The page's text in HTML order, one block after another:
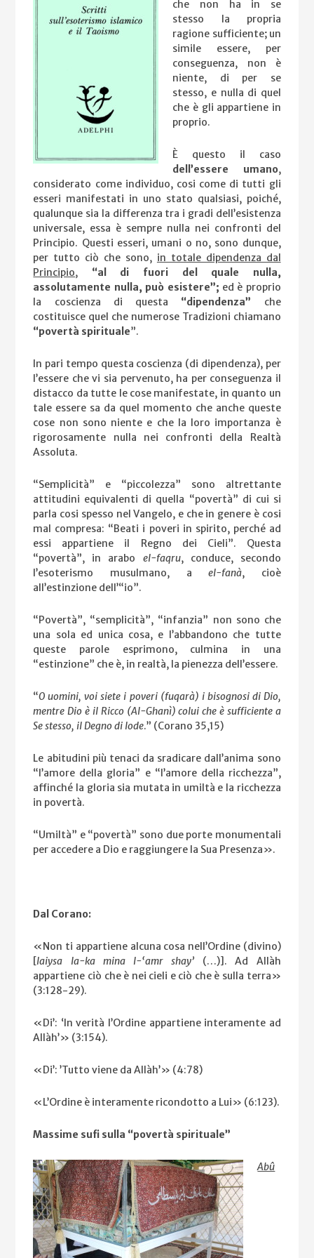
che non ha in se
stesso la propria
ragione sufficiente; un
simile essere, per
conseguenza, non è
niente, di per se
stesso, e nulla di quel
che è gli appartiene in
proprio.
È questo il caso
dell’essere umano,
considerato come individuo, cosi come di tutti gli
esseri manifestati in uno stato qualsiasi, poiché,
qualunque sia la differenza tra i gradi dell’esistenza
universale, essa è sempre nulla nei confronti del
Principio. Questi esseri, umani o no, sono dunque,
per tutto ciò che sono, in totale dipendenza dal
Principio, “al di fuori del quale nulla,
assolutamente nulla, può esistere”; ed è proprio
la coscienza di questa “dipendenza” che
costituisce quel che numerose Tradizioni chiamano
“povertà spirituale”.
In pari tempo questa coscienza (di dipendenza), per
l’essere che vi sia pervenuto, ha per conseguenza il
distacco da tutte le cose manifestate, in quanto un
tale essere sa da quel momento che anche queste
cose non sono niente e che la loro importanza è
rigorosamente nulla nei confronti della Realtà
Assoluta.
“Semplicità” e “piccolezza” sono altrettante
attitudini equivalenti di quella “povertà” di cui si
parla cosi spesso nel Vangelo, e che in genere è cosi
mal compresa: “Beati i poveri in spirito, perché ad
essi appartiene il Regno dei Cieli”. Questa
“povertà”, in arabo el-faqru, conduce, secondo
l’esoterismo musulmano, ael-fanà, cioè
all’estinzione dell’“io”.
“Povertà”, “semplicità”, “infanzia” non sono che
una sola ed unica cosa, e l’abbandono che tutte
queste parole esprimono, culmina in una
“estinzione” che è, in realtà, la pienezza dell’essere.
“O uomini, voi siete i poveri (fuqarà) i bisognosi di Dio,
mentre Dio è il Ricco (Al-Ghanì) colui che è sufficiente a
Se stesso, il Degno di lode.” (Corano 35,15)
Le abitudini più tenaci da sradicare dall’anima sono
“l’amore della gloria” e “l’amore della ricchezza”,
affinché la gloria sia mutata in umiltà e la ricchezza
in povertà.
“Umiltà” e “povertà” sono due porte monumentali
per accedere a Dio e raggiungere la Sua Presenza».
Dal Corano:
«Non ti appartiene alcuna cosa nell’Ordine (divino)
[laiysa la-ka mina l-‘amr shay’ (…)]. Ad Allàh
appartiene ciò che è nei cieli e ciò che è sulla terra»
(3:128-29).
«Di’: ‘In verità l’Ordine appartiene interamente ad
Allàh’» (3:154).
«Di’: ’Tutto viene da Allàh’» (4:78)
«L’Ordine è interamente ricondotto a Lui» (6:123).
Massime sufi sulla “povertà spirituale”
Abû